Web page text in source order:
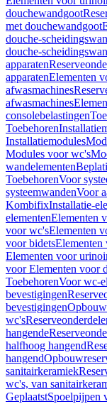
douchewandgoot
met douchewandgoot
douche-
douche-
apparaten
apparatenElementen
afwasmachines
afwasmachines
consolebelastingen
Toebehoren
Installatiemodules
Modules voor wc's
wandelementen
ToebehorenVoor
systeemwandenVoor
KombifixInstallatie-
elementenElementen
voor wc'sElementen
voor bidetsElementen
Elementen voor
voor Elementen voor
ToebehorenVoor wc-
bevestigingen
bevestigingen
wc's
hangende
halfhoog hangend
hangend
sanitairkeramiek
wc's, van
GeplaatstSpoelpijpen